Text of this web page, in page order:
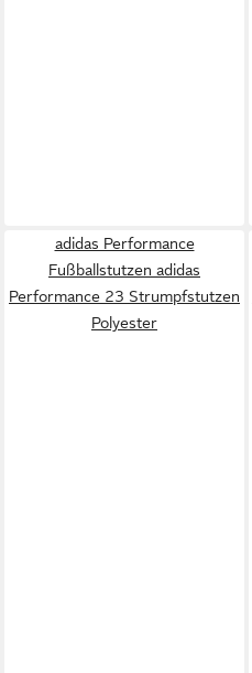
adidas Performance
Fußballstutzen adidas
Performance 23 Strumpfstutzen
Polyester